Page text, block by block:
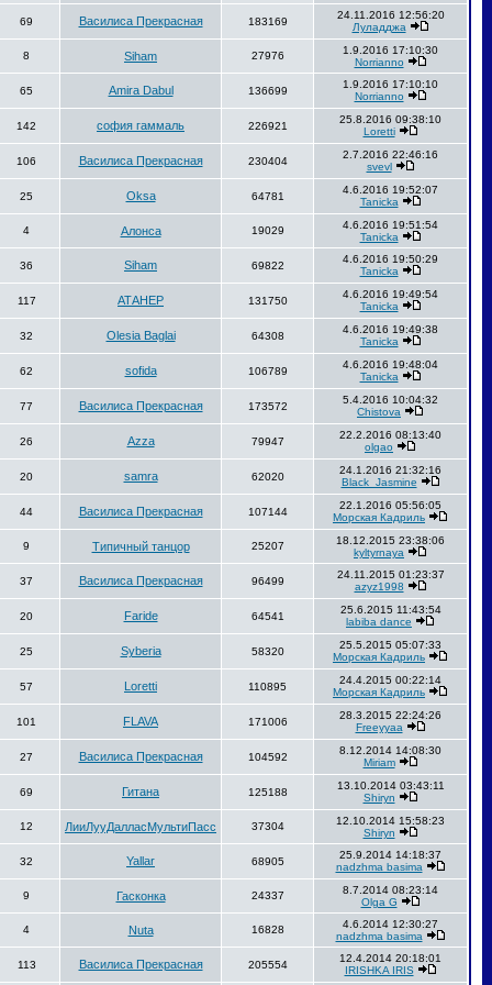
69 Василиса Прекрасная 183169
24.11.2016 12:56:20
Луладджа
8 Siham 27976
1.9.2016 17:10:30
Norrianno
65 Amira Dabul 136699
1.9.2016 17:10:10
Norrianno
142 софия гаммаль 226921
25.8.2016 09:38:10
Loretti
106 Василиса Прекрасная 230404
2.7.2016 22:46:16
svevl
25 Oksa 64781
4.6.2016 19:52:07
Tanicka
4 Алонса 19029
4.6.2016 19:51:54
Tanicka
36 Siham 69822
4.6.2016 19:50:29
Tanicka
117 АТАНЕР 131750
4.6.2016 19:49:54
Tanicka
32 Olesia Baglai 64308
4.6.2016 19:49:38
Tanicka
62 sofida 106789
4.6.2016 19:48:04
Tanicka
77 Василиса Прекрасная 173572
5.4.2016 10:04:32
Chistova
26 Azza 79947
22.2.2016 08:13:40
olgao
20 samra 62020
24.1.2016 21:32:16
Black_Jasmine
44 Василиса Прекрасная 107144
22.1.2016 05:56:05
Морская Кадриль
9 Типичный танцор 25207
18.12.2015 23:38:06
kyltyrnaya
37 Василиса Прекрасная 96499
24.11.2015 01:23:37
azyz1998
20 Faride 64541
25.6.2015 11:43:54
labiba dance
25 Syberia 58320
25.5.2015 05:07:33
Морская Кадриль
57 Loretti 110895
24.4.2015 00:22:14
Морская Кадриль
101 FLAVA 171006
28.3.2015 22:24:26
Freeyyaa
27 Василиса Прекрасная 104592
8.12.2014 14:08:30
Miriam
69 Гитана 125188
13.10.2014 03:43:11
Shiryn
12 ЛииЛууДалласМультиПасс 37304
12.10.2014 15:58:23
Shiryn
32 Yallar 68905
25.9.2014 14:18:37
nadzhma basima
9 Гасконка 24337
8.7.2014 08:23:14
Olga G
4 Nuta 16828
4.6.2014 12:30:27
nadzhma basima
113 Василиса Прекрасная 205554
12.4.2014 20:18:01
IRISHKA IRIS